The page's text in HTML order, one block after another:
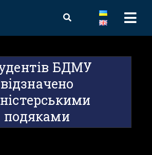
БДМУ
відзначено
подяками